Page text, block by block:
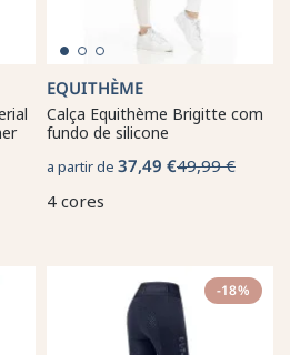
EQUITHÈME
Calça Equithème Brigitte com
fundo de silicone
a partir de 37,49 €49,99 €
4 cores
-18%